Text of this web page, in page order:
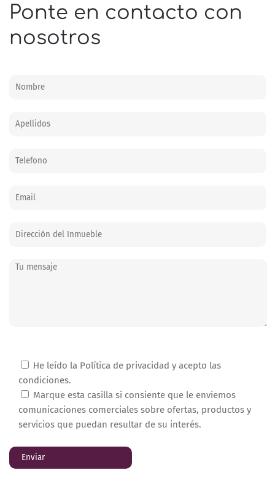
Ponte en contacto con
nosotros
He leído la Política de privacidad y acepto las
condiciones.
Marque esta casilla si consiente que le enviemos
comunicaciones comerciales sobre ofertas, productos y
servicios que puedan resultar de su interés.